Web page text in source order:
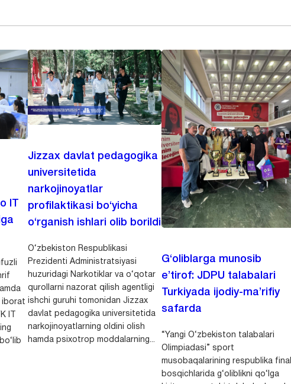
IT
iborat
IT
Jizzax davlat pedagogika
universitetida
narkojinoyatlar
profilaktikasi bo‘yicha
o‘rganish ishlari olib borildi
O‘zbekiston Respublikasi
Prezidenti Administratsiyasi
huzuridagi Narkotiklar va o‘qotar
qurollarni nazorat qilish agentligi
ishchi guruhi tomonidan Jizzax
davlat pedagogika universitetida
narkojinoyatlarning oldini olish
hamda psixotrop moddalarning...
G‘oliblarga munosib
e’tirof: JDPU talabalari
Turkiyada ijodiy-ma’rifiy
safarda
“Yangi O‘zbekiston talabalari
Olimpiadasi” sport
musobaqalarining respublika final
bosqichlarida g‘oliblikni qo‘lga